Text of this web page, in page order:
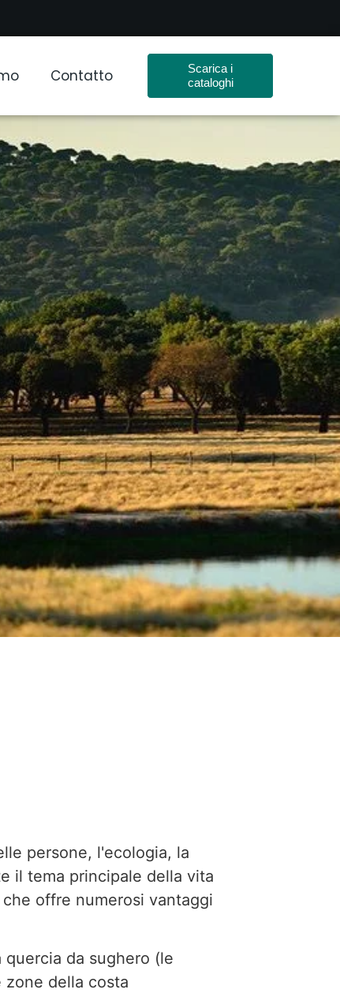
Contatto
Scarica i
cataloghi
persone, l'ecologia, la
il tema principale della vita
offre numerosi vantaggi
da sughero (le
della costa